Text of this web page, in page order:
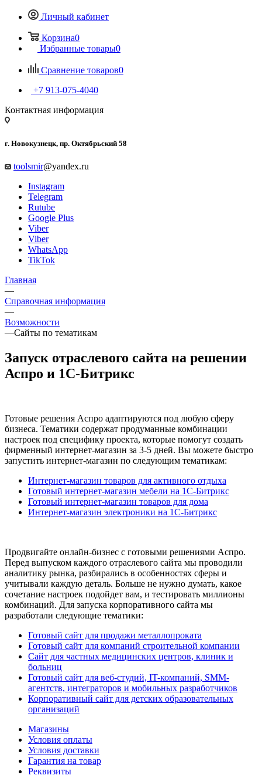
Личный кабинет
Корзина0
Избранные товары0
Сравнение товаров0
+7 913-075-4040
Контактная информация
г. Новокузнецк, пр. Октябрьский 58
toolsmir@yandex.ru
Instagram
Telegram
Rutube
Google Plus
Viber
Viber
WhatsApp
TikTok
Главная
—
Справочная информация
—
Возможности
—Сайты по тематикам
Запуск отраслевого сайта на решении
Аспро и 1С-Битрикс
Готовые решения Аспро адаптируются под любую сферу
бизнеса. Тематики содержат продуманные комбинации
настроек под специфику проекта, которые помогут создать
фирменный интернет-магазин за 3-5 дней. Вы можете быстро
запустить интернет-магазин по следующим тематикам:
Интернет-магазин товаров для активного отдыха
Готовый интернет-магазин мебели на 1С-Битрикс
Готовый интернет-магазин товаров для дома
Интернет-магазин электроники на 1С-Битрикс
Продвигайте онлайн-бизнес с готовыми решениями Аспро.
Перед выпуском каждого отраслевого сайта мы проводили
аналитику рынка, разбирались в особенностях сферы и
учитывали каждую деталь. Больше не нужно думать, какое
сочетание настроек подойдет вам, и тестировать миллионы
комбинаций. Для запуска корпоративного сайта мы
разработали следующие тематики:
Готовый сайт для продажи металлопроката
Готовый сайт для компаний строительной компании
Сайт для частных медицинских центров, клиник и
больниц
Готовый сайт для веб-студий, IT-компаний, SMM-
агентств, интеграторов и мобильных разработчиков
Корпоративный сайт для детских образовательных
организаций
Магазины
Условия оплаты
Условия доставки
Гарантия на товар
Реквизиты